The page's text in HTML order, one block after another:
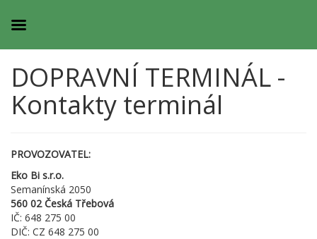
DOPRAVNÍ TERMINÁL -
Kontakty terminál
PROVOZOVATEL:
Eko Bi s.r.o.
Semanínská 2050
560 02 Česká Třebová
IČ: 648 275 00
DIČ: CZ 648 275 00